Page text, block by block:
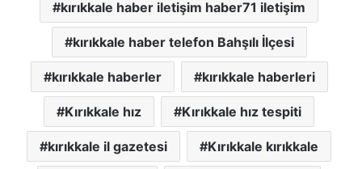
kırıkkale haber iletişim haber71 iletişim
kırıkkale haber telefon Bahşılı İlçesi
kırıkkale haberler kırıkkale haberleri
Kırıkkale hız Kırıkkale hız tespiti
kırıkkale il gazetesi Kırıkkale kırıkkale